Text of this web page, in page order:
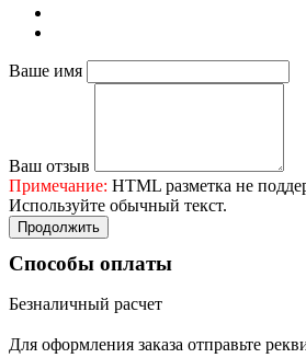
Ваше имя
Ваш отзыв
Примечание: HTML разметка не
Используйте обычный текст.
Продолжить
Способы оплаты
Безналичный расчет
Для оформления заказа отправьте